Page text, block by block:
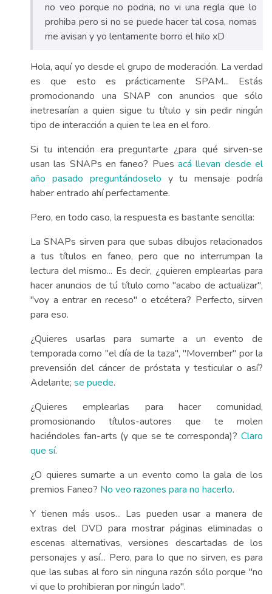
no veo porque no podria, no vi una regla que lo
prohiba pero si no se puede hacer tal cosa, nomas
me avisan y yo lentamente borro el hilo xD
Hola, aquí yo desde el grupo de moderación. La verdad
es que esto es prácticamente SPAM... Estás
promocionando una SNAP con anuncios que sólo
inetresarían a quien sigue tu título y sin pedir ningún
tipo de interacción a quien te lea en el foro.
Si tu intención era preguntarte ¿para qué sirven-se
usan las SNAPs en faneo? Pues acá llevan desde el
año pasado preguntándoselo y tu mensaje podría
haber entrado ahí perfectamente.
Pero, en todo caso, la respuesta es bastante sencilla:
La SNAPs sirven para que subas dibujos relacionados
a tus títulos en faneo, pero que no interrumpan la
lectura del mismo... Es decir, ¿quieren emplearlas para
hacer anuncios de tú título como "acabo de actualizar",
"voy a entrar en receso" o etcétera? Perfecto, sirven
para eso.
¿Quieres usarlas para sumarte a un evento de
temporada como "el día de la taza", "Movember" por la
prevensión del cáncer de próstata y testicular o así?
Adelante; se puede.
¿Quieres emplearlas para hacer comunidad,
promosionando títulos-autores que te molen
haciéndoles fan-arts (y que se te corresponda)? Claro
que sí.
¿O quieres sumarte a un evento como la gala de los
premios Faneo? No veo razones para no hacerlo.
Y tienen más usos... Las pueden usar a manera de
extras del DVD para mostrar páginas eliminadas o
escenas alternativas, versiones descartadas de los
personajes y así... Pero, para lo que no sirven, es para
que las subas al foro sin ninguna razón sólo porque "no
vi que lo prohibieran por ningún lado".